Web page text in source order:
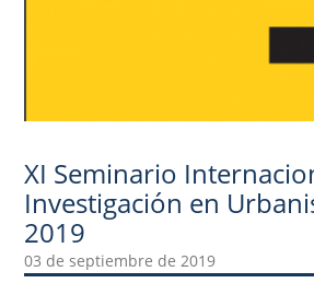
XI Seminario
Investigación en
2019
03 de septiembre de 2019